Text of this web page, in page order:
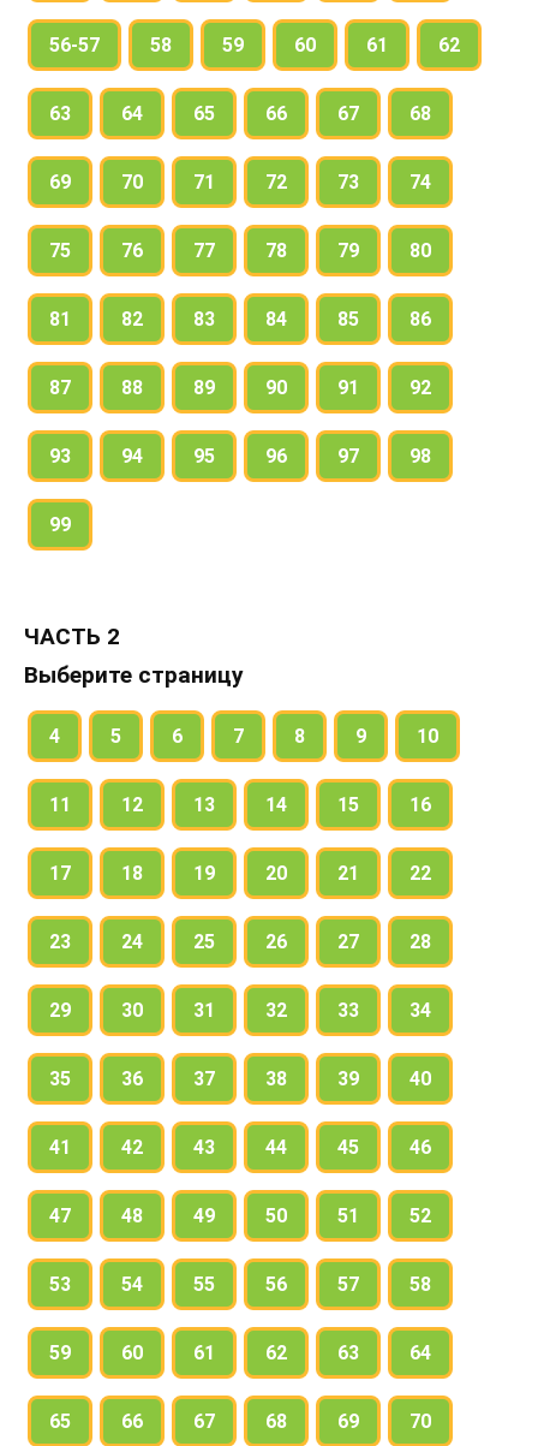
56-57 58 59 60 61 62
63 64 65 66 67 68
69 70 71 72 73 74
75 76 77 78 79 80
81 82 83 84 85 86
87 88 89 90 91 92
93 94 95 96 97 98
99
ЧАСТЬ 2
Выберите страницу
4 5 6 7 8 9 10
11 12 13 14 15 16
17 18 19 20 21 22
23 24 25 26 27 28
29 30 31 32 33 34
35 36 37 38 39 40
41 42 43 44 45 46
47 48 49 50 51 52
53 54 55 56 57 58
59 60 61 62 63 64
65 66 67 68 69 70